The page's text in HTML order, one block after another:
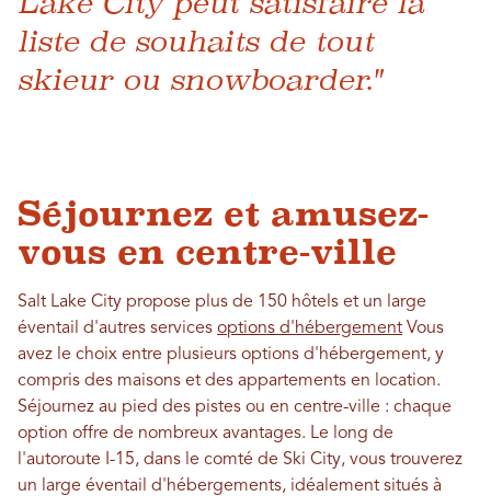
liste de souhaits de tout
skieur ou snowboarder."
Séjournez et amusez-
vous en centre-ville
Salt Lake City propose plus de 150 hôtels et un large
éventail d'autres services options d'hébergement Vous
avez le choix entre plusieurs options d'hébergement, y
compris des maisons et des appartements en location.
Séjournez au pied des pistes ou en centre-ville : chaque
option offre de nombreux avantages. Le long de
l'autoroute I-15, dans le comté de Ski City, vous trouverez
un large éventail d'hébergements, idéalement situés à